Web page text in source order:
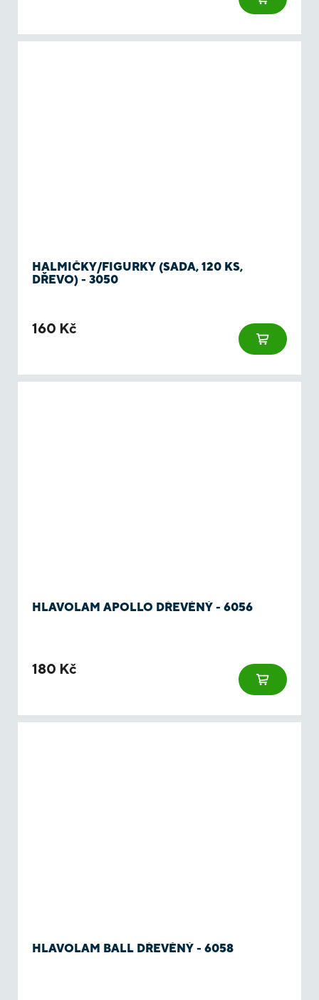
HALMIČKY/FIGURKY (SADA, 120 KS,
DŘEVO) - 3050
160 Kč
HLAVOLAM APOLLO DŘEVĚNÝ - 6056
180 Kč
HLAVOLAM BALL DŘEVĚNÝ - 6058